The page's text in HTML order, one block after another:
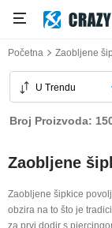
Početna Zaobljene
U Trendu
Broj Proizvoda:
Zaobljene
Zaobljene šipkice
obzira na to što je
za prvi dodir s